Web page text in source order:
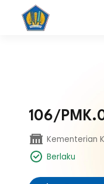
106/
Kementerian
Berlaku